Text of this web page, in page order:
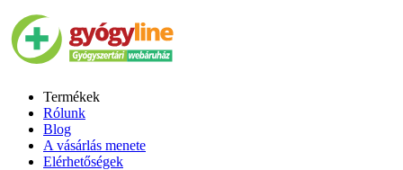
Termékek
Rólunk
Blog
A vásárlás menete
Elérhetőségek